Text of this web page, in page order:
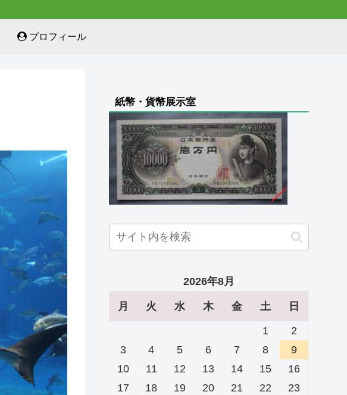
プロフィール
紙幣・貨幣展示室
2026年8月
月 火 水 木 金 土 日
1
2
3
4 5 6 7 8
9
10
11 12 13 14 15
16
17
18 19 20 21 22
23